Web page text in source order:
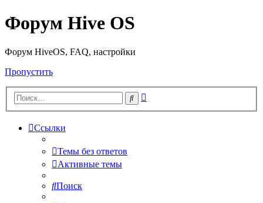
Форум Hive OS
Форум HiveOS, FAQ, настройки
Пропустить
Поиск
Ссылки
Темы без ответов
Активные темы
Поиск